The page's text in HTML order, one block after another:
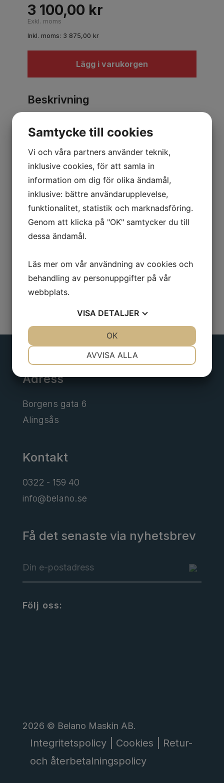
3 100,00 kr
Exkl. moms
Inkl. moms: 3 875,00 kr
Lägg i varukorgen
Beskrivning
den mer skonsam mot plåten.
Av stål, prismornas översidor lutar in mot
handtaget.
Bredd: 160 mm
Prisma: 25x35mm
Vikt: 2850 g
Adress
Borgens gata 6
Alingsås
Kontakt
0322 - 159 40
info@belano.se
Få det senaste via nyhetsbrev
Följ oss:
2026 © Belano Maskin AB.
Integritetspolicy | Cookies | Retur-
och återbetalningspolicy
Samtycke till cookies
Vi och våra partners använder teknik,
inklusive cookies, för att samla in
information om dig för olika ändamål,
inklusive: bättre användarupplevelse,
funktionalitet, statistik och marknadsföring.
Genom att klicka på "OK" samtycker du till
dessa ändamål.
Läs mer om vår användning av cookies och
behandling av personuppgifter på vår
webbplats.
VISA DETALJER
MARKNADSFÖRING
AVVISA ALLA
OK